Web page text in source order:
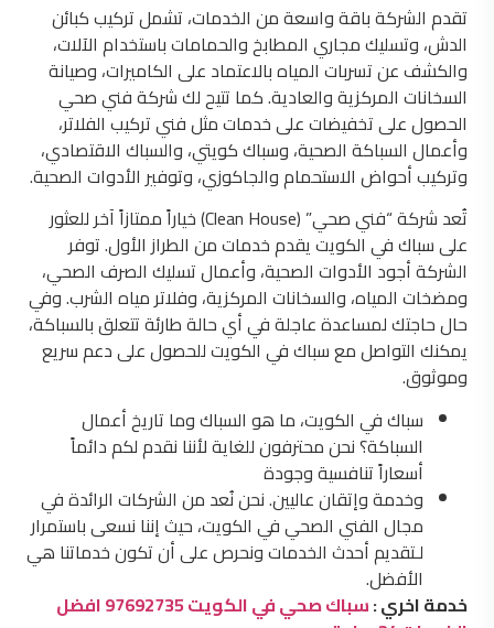
تقدم الشركة باقة واسعة من الخدمات، تشمل تركيب كبائن
الدش، وتسليك مجاري المطابخ والحمامات باستخدام الآلات،
والكشف عن تسربات المياه بالاعتماد على الكاميرات، وصيانة
السخانات المركزية والعادية. كما تتيح لك شركة فني صحي
الحصول على تخفيضات على خدمات مثل فني تركيب الفلاتر،
وأعمال السباكة الصحية، وسباك كويتي، والسباك الاقتصادي،
وتركيب أحواض الاستحمام والجاكوزي، وتوفير الأدوات الصحية.
تُعد شركة “فني صحي” (Clean House) خياراً ممتازاً آخر للعثور
على سباك في الكويت يقدم خدمات من الطراز الأول. توفر
الشركة أجود الأدوات الصحية، وأعمال تسليك الصرف الصحي،
ومضخات المياه، والسخانات المركزية، وفلاتر مياه الشرب. وفي
حال حاجتك لمساعدة عاجلة في أي حالة طارئة تتعلق بالسباكة،
يمكنك التواصل مع سباك في الكويت للحصول على دعم سريع
وموثوق.
سباك في الكويت، ما هو السباك وما تاريخ أعمال
السباكة؟ نحن محترفون للغاية لأننا نقدم لكم دائماً
أسعاراً تنافسية وجودة
وخدمة وإتقان عاليين. نحن نُعد من الشركات الرائدة في
مجال الفني الصحي في الكويت، حيث إننا نسعى باستمرار
لـتقديم أحدث الخدمات ونحرص على أن تكون خدماتنا هي
الأفضل.
خدمة اخري :
سباك صحي في الكويت 97692735 افضل